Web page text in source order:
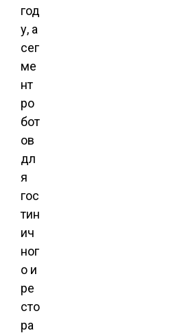
год
у, а
сег
ме
нт
ро
бот
ов
дл
я
гос
тин
ич
ног
о и
ре
сто
ра